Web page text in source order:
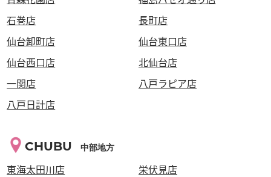
石巻店
長町店
仙台卸町店
仙台東口店
仙台西口店
北仙台店
一関店
八戸ラピア店
八戸日計店
CHUBU 中部地方
東海太田川店
栄伏見店